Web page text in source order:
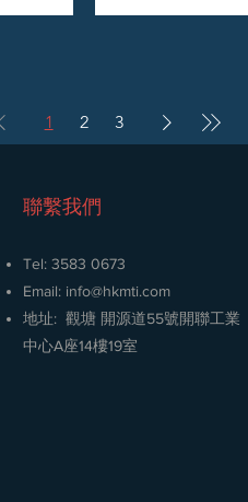
1 2 3
聯繫我們
Tel: 3583 0673
Email: info@hkmti.com
地址: 觀塘 開源道55號開聯工業
中心A座14樓19室